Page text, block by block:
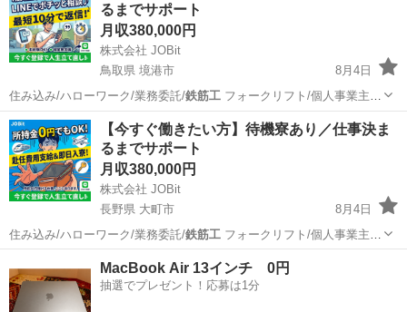
るまでサポート
月収380,000円
株式会社 JOBit
鳥取県 境港市
8月4日
住み込み/ハローワーク/業務委託/鉄筋工フォークリフト/個人事業主/
ービス…
鳥取 境港市 物流 住み込み
【今すぐ働きたい方】待機寮あり／仕事決ま
るまでサポート
月収380,000円
株式会社 JOBit
長野県 大町市
8月4日
住み込み/ハローワーク/業務委託/鉄筋工フォークリフト/個人事業主/
ービス…
住み込み
MacBook Air 13インチ 0円
抽選でプレゼント！応募は1分